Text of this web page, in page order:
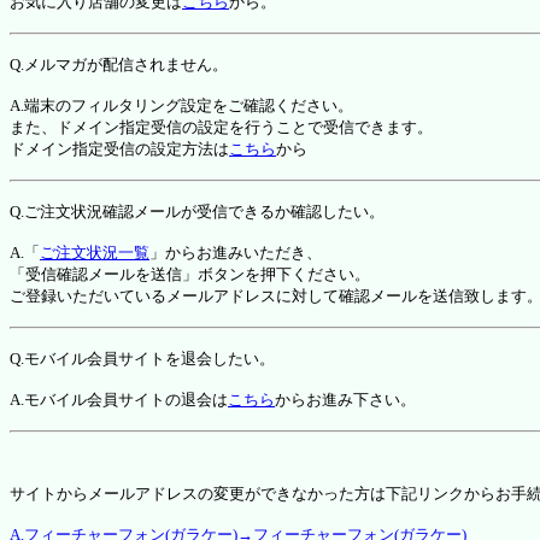
Q.メルマガが配信されません。
A.端末のフィルタリング設定をご確認ください。
また、ドメイン指定受信の設定を行うことで受信できます。
ドメイン指定受信の設定方法はこちらから
Q.ご注文状況確認メールが受信できるか確認したい。
A.「 ご注文状況一覧 」からお進みいただき、
「受信確認メールを送信」ボタンを押下ください。
ご登録いただいているメールアドレスに対して確認メールを送信致します。
Q.モバイル会員サイトを退会したい。
A.モバイル会員サイトの退会はこちらからお進み下さい。
サイトからメールアドレスの変更ができなかった方は下記リンクからお手
A.フィーチャーフォン(ガラケー)→フィーチャーフォン(ガラケー)